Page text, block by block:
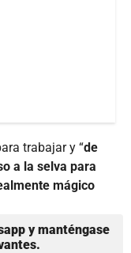
trabajar y “de
a la selva para
mágico
y manténgase